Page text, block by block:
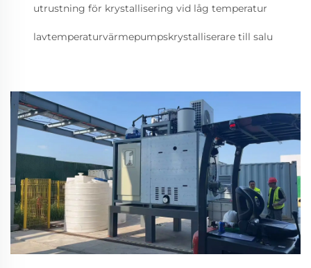
utrustning för krystallisering vid låg temperatur
lavtemperaturvärmepumpskrystalliserare till salu